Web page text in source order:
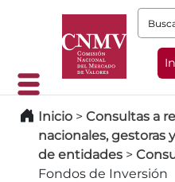
Inicio > Consultas a
nacionales, gestoras
de entidades >
Fondos de Inversión